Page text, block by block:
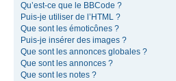
Qu’est-ce que le BBCode ?
Puis-je utiliser de l’HTML ?
Que sont les émoticônes ?
Puis-je insérer des images ?
Que sont les annonces globales ?
Que sont les annonces ?
Que sont les notes ?